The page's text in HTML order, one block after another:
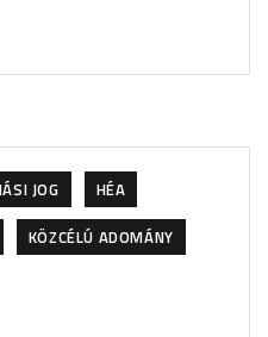
JOG
HÉA
KÖZCÉLÚ ADOMÁNY